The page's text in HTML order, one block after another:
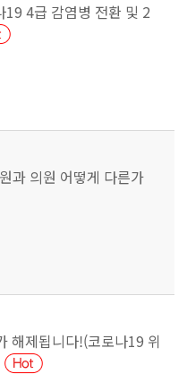
4급 감염병 전환 및 2
과 의원 어떻게 다른가
해제됩니다!(코로나19 위